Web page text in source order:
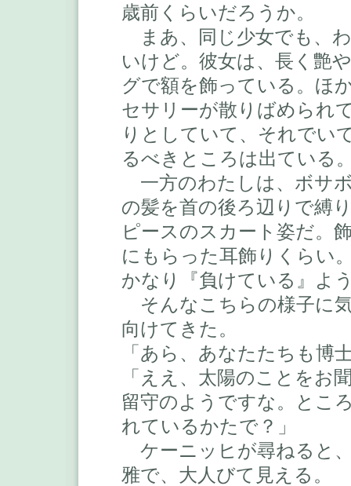
歳前くらいだろうか。
まあ、同じ少女でも、
いけど。彼女は、長く艶
グで額を飾っている。ほ
セサリーが散りばめられ
りとしていて、それでい
るべきところは出ている
一方のわたしは、ボサ
の髪を首の後ろ辺りで縛
ピースのスカート姿だ。
にもらった耳飾りくらい
かなり『負けている』よ
そんなこちらの様子に
向けてきた。
「あら、あなたたちも博
「ええ、太陽のことをお
留守のようですな。とこ
れているかたで？」
ケーニッヒが尋ねると
雅で、大人びて見える。